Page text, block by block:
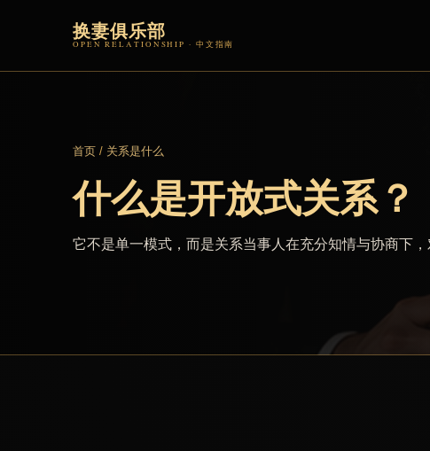
换妻俱乐部
OPEN RELATIONSHIP · 中文指南
首页 / 关系是什么
什么是开放式关系？
它不是单一模式，而是关系当事人在充分知情与协商下